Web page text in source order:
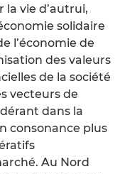
la vie d’autrui,
solidaire
l’économie de
des valeurs
de la société
vecteurs de
dans la
consonance plus
Au Nord